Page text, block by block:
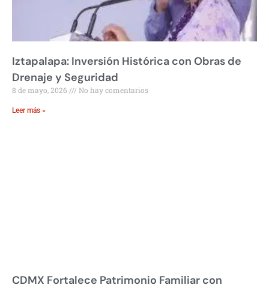
Iztapalapa: Inversión Histórica con Obras de
Drenaje y Seguridad
8 de mayo, 2026 No hay comentarios
Leer más »
CDMX Fortalece Patrimonio Familiar con